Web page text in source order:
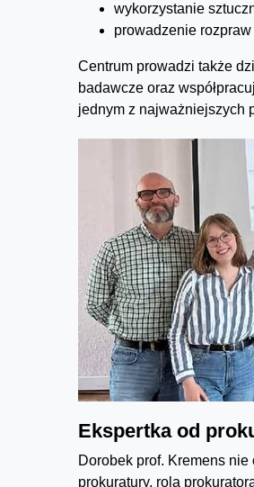
wykorzystanie
prowadzenie rozpraw
Centrum prowadzi także
badawcze oraz
jednym z najważniejszych
Ekspertka od
Dorobek prof. Kremens
prokuratury, rolą